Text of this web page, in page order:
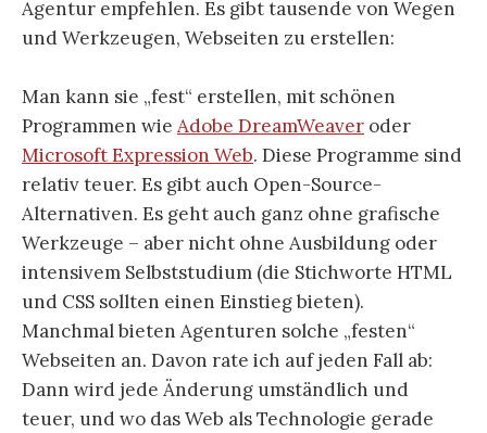
Agentur empfehlen. Es gibt tausende von Wegen
und Werkzeugen, Webseiten zu erstellen:
Man kann sie „fest“ erstellen, mit schönen
Programmen wie Adobe DreamWeaver oder
Microsoft Expression Web. Diese Programme sind
relativ teuer. Es gibt auch Open-Source-
Alternativen. Es geht auch ganz ohne grafische
Werkzeuge – aber nicht ohne Ausbildung oder
intensivem Selbststudium (die Stichworte HTML
und CSS sollten einen Einstieg bieten).
Manchmal bieten Agenturen solche „festen“
Webseiten an. Davon rate ich auf jeden Fall ab:
Dann wird jede Änderung umständlich und
teuer, und wo das Web als Technologie gerade